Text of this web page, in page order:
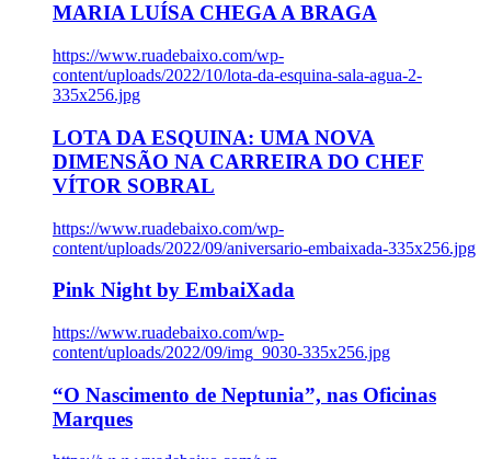
MARIA LUÍSA CHEGA A BRAGA
https://www.ruadebaixo.com/wp-
content/uploads/2022/10/lota-da-esquina-sala-agua-2-
335x256.jpg
LOTA DA ESQUINA: UMA NOVA
DIMENSÃO NA CARREIRA DO CHEF
VÍTOR SOBRAL
https://www.ruadebaixo.com/wp-
content/uploads/2022/09/aniversario-embaixada-335x256.jpg
Pink Night by EmbaiXada
https://www.ruadebaixo.com/wp-
content/uploads/2022/09/img_9030-335x256.jpg
“O Nascimento de Neptunia”, nas Oficinas
Marques